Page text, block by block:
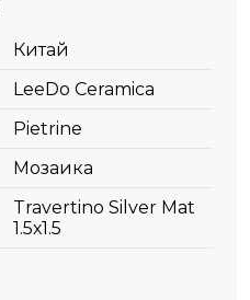
Китай
LeeDo Ceramica
Pietrine
Мозаика
Travertino Silver Mat
1.5х1.5